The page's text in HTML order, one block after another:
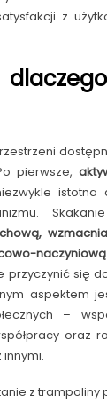
z
pierwsze,
istotna
naczyniową
przyczynić się
aspektem
–
oraz
z trampoliny